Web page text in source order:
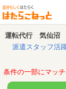
運転代行 気仙沼
派遣スタッフ活
条件の一部にマッ